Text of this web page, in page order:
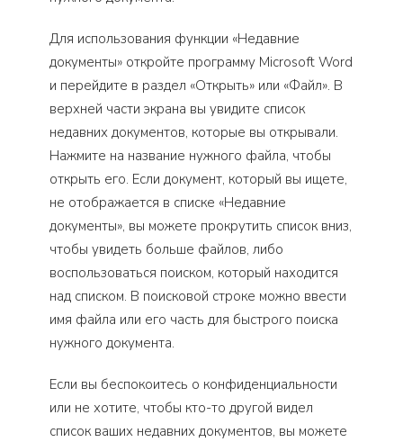
Для использования функции «Недавние
документы» откройте программу Microsoft Word
и перейдите в раздел «Открыть» или «Файл». В
верхней части экрана вы увидите список
недавних документов, которые вы открывали.
Нажмите на название нужного файла, чтобы
открыть его. Если документ, который вы ищете,
не отображается в списке «Недавние
документы», вы можете прокрутить список вниз,
чтобы увидеть больше файлов, либо
воспользоваться поиском, который находится
над списком. В поисковой строке можно ввести
имя файла или его часть для быстрого поиска
нужного документа.
Если вы беспокоитесь о конфиденциальности
или не хотите, чтобы кто-то другой видел
список ваших недавних документов, вы можете